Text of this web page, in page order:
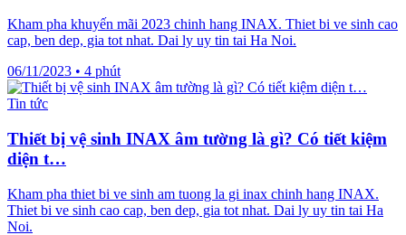
Kham pha khuyến mãi 2023 chinh hang INAX. Thiet bi ve sinh cao
cap, ben dep, gia tot nhat. Dai ly uy tin tai Ha Noi.
06/11/2023 • 4 phút
Tin tức
Thiết bị vệ sinh INAX âm tường là gì? Có tiết kiệm
diện t…
Kham pha thiet bi ve sinh am tuong la gi inax chinh hang INAX.
Thiet bi ve sinh cao cap, ben dep, gia tot nhat. Dai ly uy tin tai Ha
Noi.